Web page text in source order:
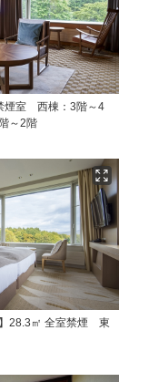
煙室 西棟：3階～4
～2階
】28.3㎡ 全室禁煙 東